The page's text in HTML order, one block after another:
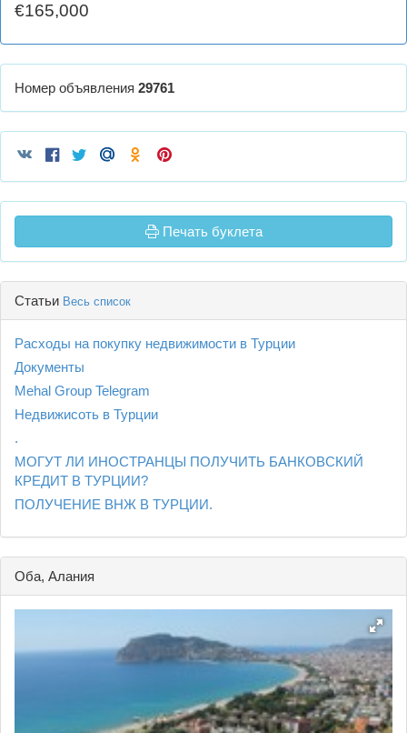
€165,000
Номер объявления 29761
Печать буклета
Статьи Весь список
Расходы на покупку недвижимости в Турции
Документы
Mehal Group Telegram
Недвижисоть в Турции
.
МОГУТ ЛИ ИНОСТРАНЦЫ ПОЛУЧИТЬ БАНКОВСКИЙ
КРЕДИТ В ТУРЦИИ?
ПОЛУЧЕНИЕ ВНЖ В ТУРЦИИ.
Оба, Алания